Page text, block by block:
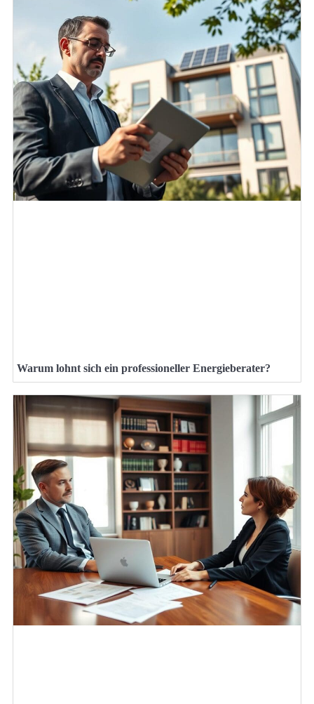
Warum lohnt sich ein professioneller Energieberater?